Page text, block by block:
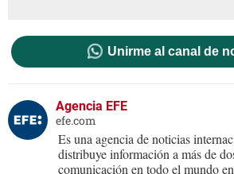
Unirme al canal de
Agencia EFE
efe.com
Es una agencia de noticias
distribuye información a más de
comunicación en todo el mundo